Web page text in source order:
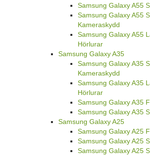
Samsung Galaxy A55
Samsung Galaxy A55
Kameraskydd
Samsung Galaxy A55
Hörlurar
Samsung Galaxy A35
Samsung Galaxy A35
Kameraskydd
Samsung Galaxy A35
Hörlurar
Samsung Galaxy A35
Samsung Galaxy A35
Samsung Galaxy A25
Samsung Galaxy A25
Samsung Galaxy A25
Samsung Galaxy A25